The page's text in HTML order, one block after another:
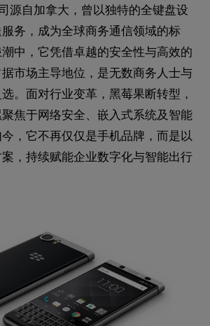
源自加拿大，曾以独特的全键盘设
务，成为全球商务通信领域的标
中，它凭借卓越的安全性与高效的
市场主导地位，是无数商务人士与
。面对行业变革，黑莓果断转型，
焦于网络安全、嵌入式系统及智能
，它不再仅仅是手机品牌，而是以
，持续赋能企业数字化与智能出行